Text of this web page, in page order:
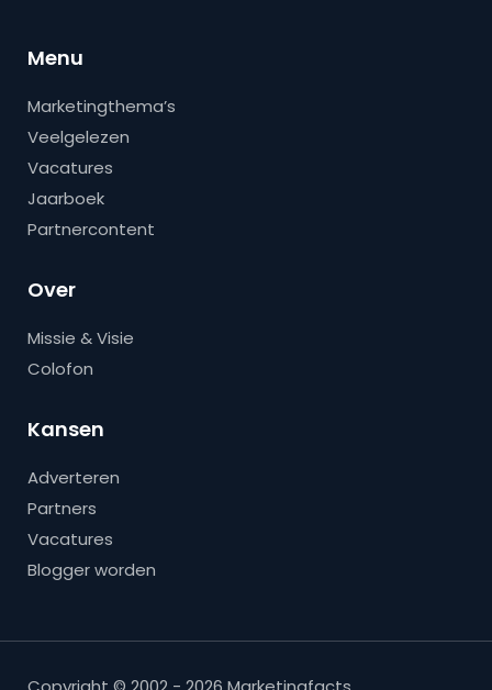
Menu
Marketingthema’s
Veelgelezen
Vacatures
Jaarboek
Partnercontent
Over
Missie & Visie
Colofon
Kansen
Adverteren
Partners
Vacatures
Blogger worden